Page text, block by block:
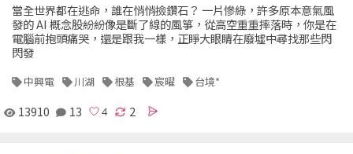
當全世界都在逃命，誰在悄悄撿鑽石？ 一片慘綠，許多原本意氣風
發的 AI 概念股紛紛像是斷了線的風箏，從高空重重摔落時，你是在
電腦前抱頭痛哭，還是跟我一樣，正睜大眼睛在廢墟中尋找那些閃
閃發
中興電 川湖 根基 宸曜 台境*
13910 13 2